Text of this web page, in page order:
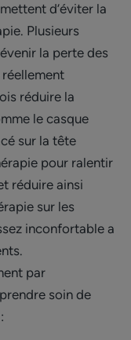
d’éviter la
Plusieurs
la perte des
réellement
réduire la
le casque
sur la tête
pour ralentir
réduire ainsi
sur les
inconfortable a
par
soin de